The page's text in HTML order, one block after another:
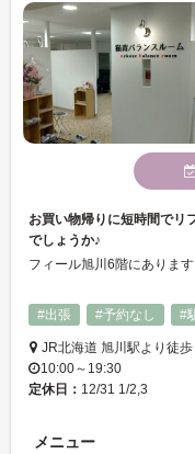
お買い物帰りに短時間でリ
でしょうか♪
#出張
#予約なし #
JR北海道 旭川駅より徒
10:00～19:30
定休日： 12/31 1/2,3
メニュー